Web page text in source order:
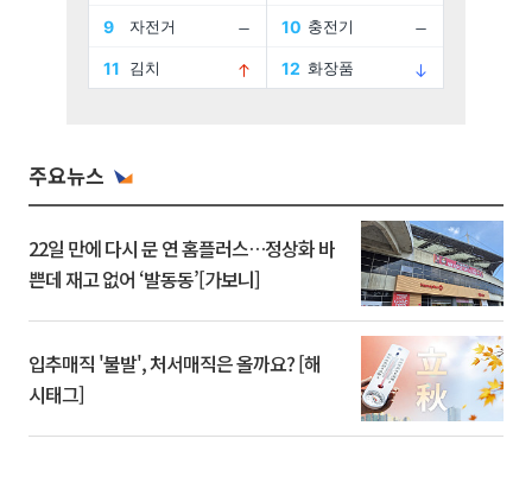
주요뉴스
22일 만에 다시 문 연 홈플러스…정상화 바
쁜데 재고 없어 ‘발동동’[가보니]
입추매직 '불발', 처서매직은 올까요? [해
시태그]